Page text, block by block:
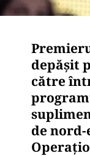
depășit
către
de